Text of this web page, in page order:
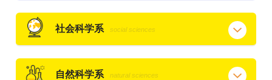
社会科学系 social sciences
自然科学系 natural sciences